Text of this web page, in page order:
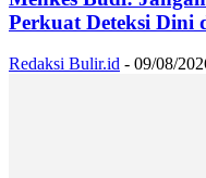
Perkuat Deteksi Dini
Redaksi Bulir.id - 09/08/